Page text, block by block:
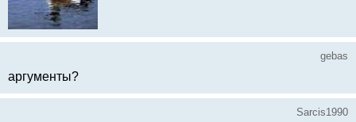
gebas
аргументы?
Sarcis1990